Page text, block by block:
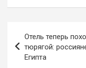
по
записям
Отель теперь
тюрягой:
Египта